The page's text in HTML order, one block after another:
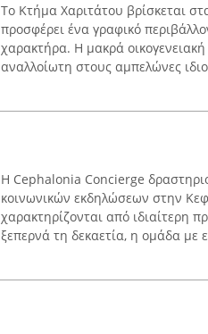
Το Κτήμα Χαριτάτου βρίσκεται
προσφέρει ένα γραφικό
χαρακτήρα. Η μακρά
αναλλοίωτη στους αμπελώνες
Η Cephalonia Concierge
κοινωνικών εκδηλώσεων στην
χαρακτηρίζονται από ιδιαίτερη
ξεπερνά τη δεκαετία, η ομάδα με